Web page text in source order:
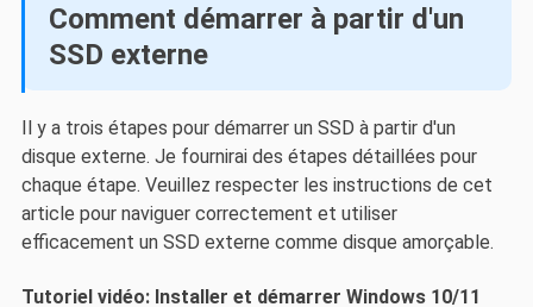
Comment démarrer à partir d'un
SSD externe
Il y a trois étapes pour démarrer un SSD à partir d'un
disque externe. Je fournirai des étapes détaillées pour
chaque étape. Veuillez respecter les instructions de cet
article pour naviguer correctement et utiliser
efficacement un SSD externe comme disque amorçable.
Tutoriel vidéo: Installer et démarrer Windows 10/11